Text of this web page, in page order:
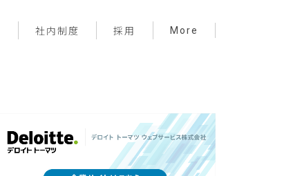
社内制度 採用 More